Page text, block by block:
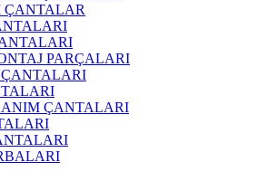
ÇANTALAR
PARÇALARI
ÇANTALARI